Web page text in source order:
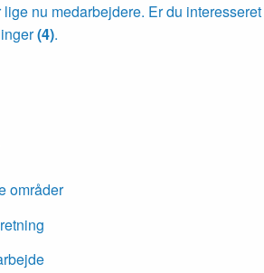
nu medarbejdere. Er du interesseret
(4).
områder